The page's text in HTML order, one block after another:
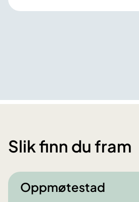
Slik finn du fram
Oppmøtestad